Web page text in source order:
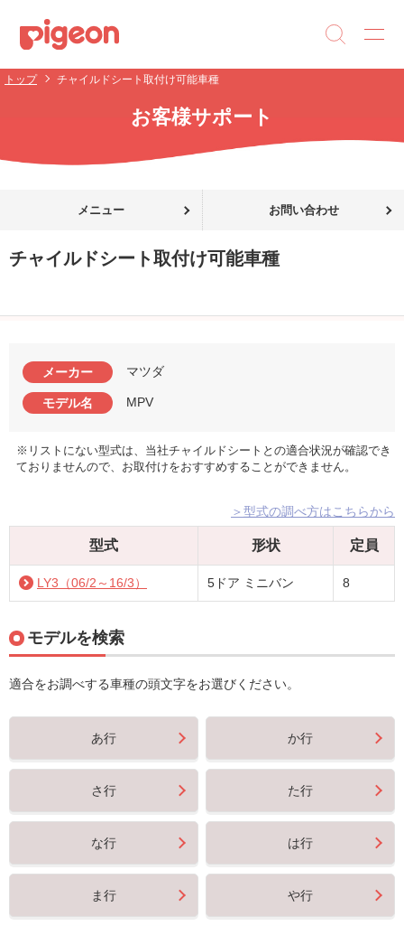
トップ チャイルドシート取付け可能車種
お客様サポート
メニュー お問い合わせ
チャイルドシート取付け可能車種
メーカー マツダ
モデル名 MPV
※リストにない型式は、当社チャイルドシートとの適合状況が確認でき
ておりませんので、お取付けをおすすめすることができません。
＞型式の調べ方はこちらから
型式 形状 定員
LY3（06/2～16/3） 5ドア ミニバン 8
モデルを検索
適合をお調べする車種の頭文字をお選びください。
あ行 か行
さ行 た行
な行 は行
ま行 や行